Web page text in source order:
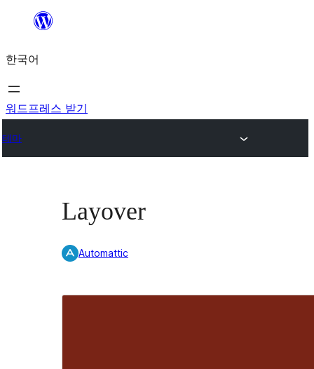
츠
로
바
가
한국어
워드프레스 받기
테마
Layover
Automattic